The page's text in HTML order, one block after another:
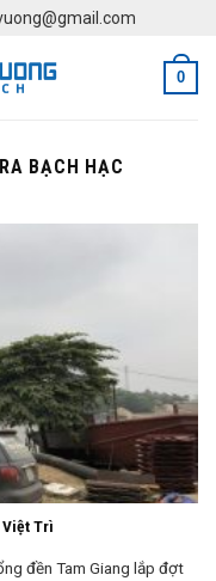
0
BẠCH HẠC
Việt Trì
đền Tam Giang lắp đợt